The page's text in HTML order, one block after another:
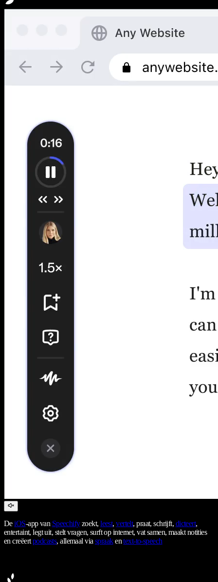
DeiOS-app van Speechifyzoekt,leest,vertelt, praat, schrijft, dicteert,
entertaint, legt uit, stelt vragen, surft op internet, vat samen, maakt notities
en creëertpodcasts, allemaal viaspraakentext-to-speech